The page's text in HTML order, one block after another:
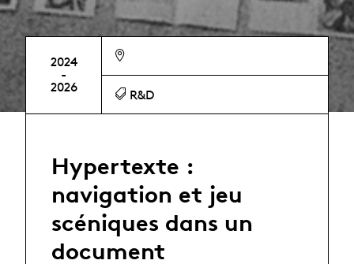
2024
-
2026
R&D
Hypertexte :
navigation et jeu
scéniques dans un
document